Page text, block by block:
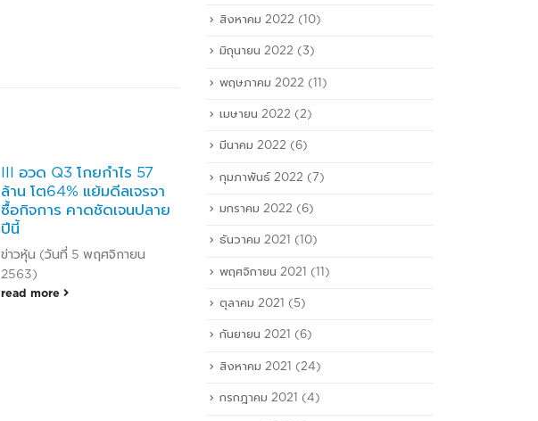
III อวด Q3 โกยกำไร 57
ล้าน โต64% แย้มดีลเจรจา
ซื้อกิจการ คาดชัดเจนปลาย
ปีนี้
ข่าวหุ้น (วันที่ 5 พฤศจิกายน
2563)
read more
26
มี.ค.
ทริพเพิล ไอ โลจิสติกส์ ได้
ทริพเพิล ไอ โลจิสติกส์ ตั้งเป้า
ยอดขายปี 2561 เติบโต 20%
พร้อมเป็นตัวแทนสายเรือใหม่
รองรับยอดเติบโตการค้าไทย-จีน
สิงหาคม 2022 (10)
มิถุนายน 2022 (3)
พฤษภาคม 2022 (11)
เมษายน 2022 (2)
มีนาคม 2022 (6)
กุมภาพันธ์ 2022 (7)
มกราคม 2022 (6)
ธันวาคม 2021 (10)
พฤศจิกายน 2021 (11)
ตุลาคม 2021 (5)
กันยายน 2021 (6)
สิงหาคม 2021 (24)
กรกฎาคม 2021 (4)